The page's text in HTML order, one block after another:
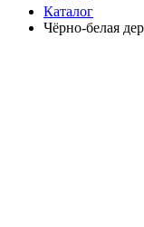
Каталог
Чёрно-белая